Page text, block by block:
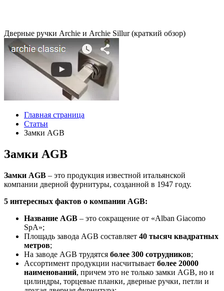
Дверные ручки Archie и Archie Sillur (краткий обзор)
Главная страница
Статьи
Замки AGB
Замки AGB
Замки AGB – это продукция известной итальянской
компании дверной фурнитуры, созданной в 1947 году.
5 интересных фактов о компании AGB:
Название AGB – это сокращение от «Alban Giacomo
SpA»;
Площадь завода AGB составляет 40 тысяч квадратных
метров;
На заводе AGB трудятся более 300 сотрудников;
Ассортимент продукции насчитывает более 20000
наименований, причем это не только замки AGB, но и
цилиндры, торцевые планки, дверные ручки, петли и